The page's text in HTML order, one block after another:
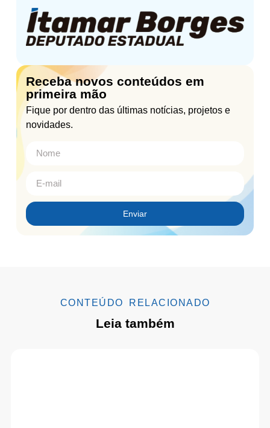
Receba novos conteúdos em
primeira mão
Fique por dentro das últimas notícias, projetos e
novidades.
Enviar
CONTEÚDO RELACIONADO
Leia também